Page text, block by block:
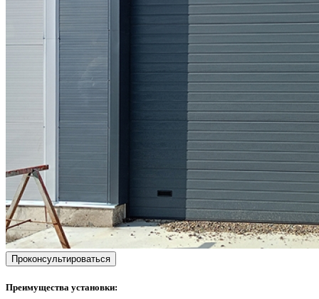
Проконсультироваться
Преимущества установки: